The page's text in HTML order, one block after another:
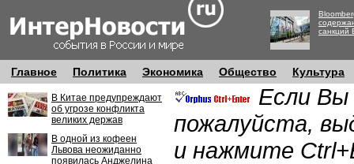
санкций
Главное Политика Экономика Общество Культура
В Китае предупреждают
об угрозе конфликта
великих держав
В одной из кофеен
Львова неожиданно
появилась Анджелина
Если Вы
пожалуйста,
и нажмите